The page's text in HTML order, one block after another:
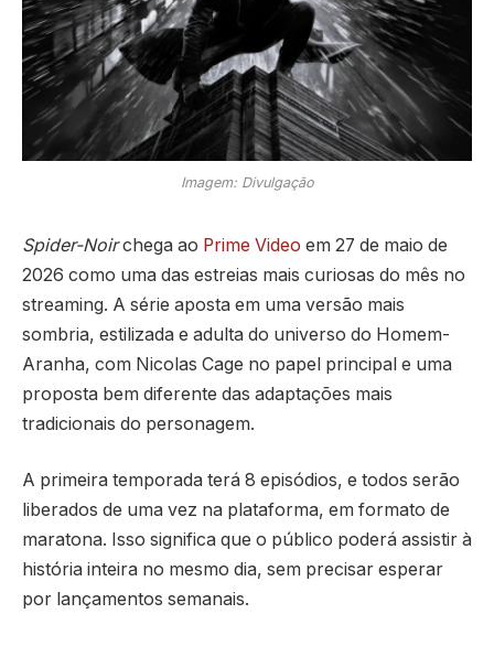
Imagem: Divulgação
Spider-Noirchega ao Prime Video em 27 de maio de
2026 como uma das estreias mais curiosas do mês no
streaming. A série aposta em uma versão mais
sombria, estilizada e adulta do universo do Homem-
Aranha, com Nicolas Cage no papel principal e uma
proposta bem diferente das adaptações mais
tradicionais do personagem.
A primeira temporada terá 8 episódios, e todos serão
liberados de uma vez na plataforma, em formato de
maratona. Isso significa que o público poderá assistir à
história inteira no mesmo dia, sem precisar esperar
por lançamentos semanais.